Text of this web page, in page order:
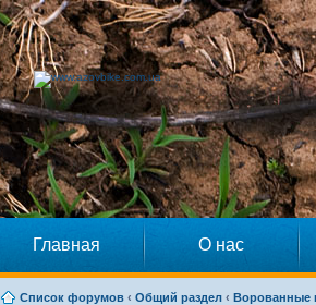
Главная О нас
Список форумов ‹ Общий раздел ‹ Ворованные